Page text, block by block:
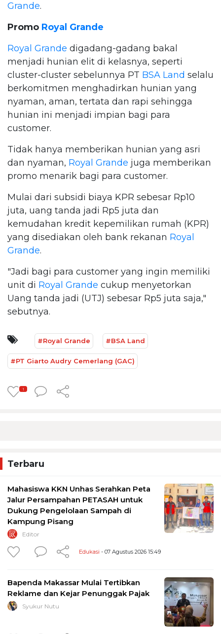
Grande.
Promo Royal Grande
Royal Grande digadang-gadang bakal
menjadi hunian elit di kelasnya, seperti
cluster-cluster sebelunnya PT BSA Land selalu
berkomitmen menghadirkan hunian yang
nyaman, aman, tertata dan rapi sehingga
hunian ini menjadi impian bagi para
customer.
Tidak hanya memberikan hunian yang asri
dan nyaman, Royal Grande juga memberikan
promo menarik bagi para customer.
Mulai dari subsidi biaya KPR sebesar Rp10
juta, uang tanda jadi Rp5 juta dan
kemudahan kredit kepemilikan rumah (KPR)
yang disediakan oleh bank rekanan Royal
Grande.
"Jadi bagi para customer yang ingin memiliki
unit di Royal Grande cukup menyetorkan
Uang tanda jadi (UTJ) sebesar Rp5 juta saja,"
sebutnya.
#Royal Grande #BSA Land
#PT Giarto Audry Cemerlang (GAC)
1
Terbaru
Mahasiswa KKN Unhas Serahkan Peta
Jalur Persampahan PETASAH untuk
Dukung Pengelolaan Sampah di
Kampung Pisang
Editor
Edukasi - 07 Agustus 2026 15:49
Bapenda Makassar Mulai Tertibkan
Reklame dan Kejar Penunggak Pajak
Syukur Nutu